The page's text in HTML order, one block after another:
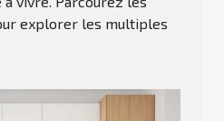
explorer les multiples